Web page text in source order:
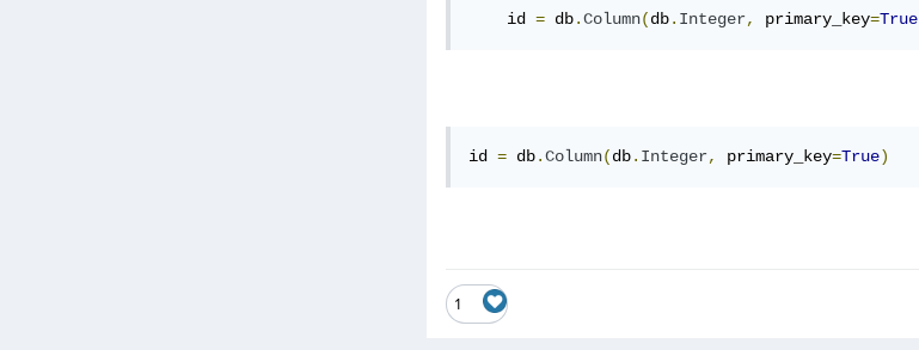
    id
= db.Column(db. Integer, primary_key=True
id = db.Column(db. Integer, primary_key=True)
1